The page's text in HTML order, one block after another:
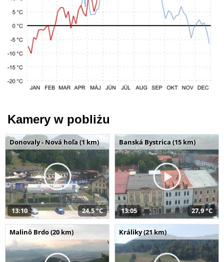
Kamery w pobliżu
Donovaly - Nová hoľa (1 km)
13:10 24,5 °C
Banská Bystrica (15 km)
13:05 27,9 °C
Malinô Brdo (20 km) Králiky (21 km)